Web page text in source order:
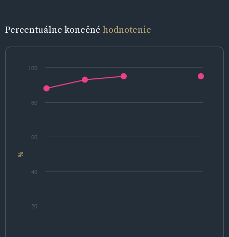
Percentuálne konečné hodnotenie
%
20
40
60
80
100